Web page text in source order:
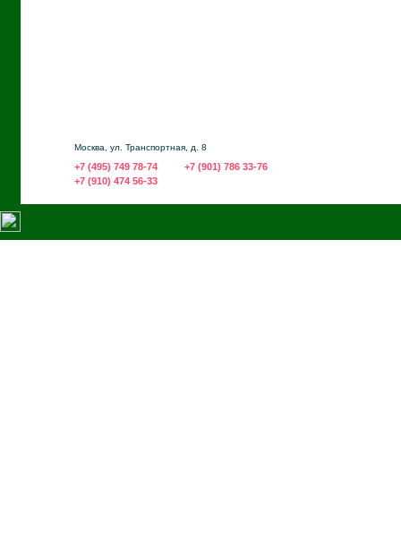
Москва, ул. Транспортная, д. 8
+7 (495) 749 78-74
+7 (901) 786 33-76
+7 (910) 474 56-33